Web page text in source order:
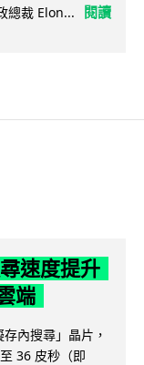
總裁 Elon...
閱讀
速度提升
端
內搜尋」晶片，
36 皮秒（即